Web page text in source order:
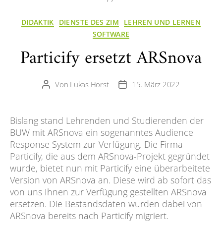
Kategorien
DIDAKTIK DIENSTE DES ZIM
LEHREN UND LERNEN
SOFTWARE
Particify ersetzt ARSnova
Beitragsautor
Von Lukas Horst Veröffentlichungsdatum
15. März 2022
Bislang stand Lehrenden und Studierenden der
BUW mit ARSnova ein sogenanntes Audience
Response System zur Verfügung. Die Firma
Particify, die aus dem ARSnova-Projekt gegründet
wurde, bietet nun mit Particify eine überarbeitete
Version von ARSnova an. Diese wird ab sofort das
von uns Ihnen zur Verfügung gestellten ARSnova
ersetzen. Die Bestandsdaten wurden dabei von
ARSnova bereits nach Particify migriert.